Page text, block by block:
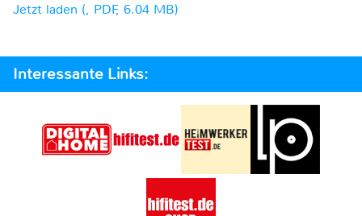
Jetzt laden (, PDF, 6.04 MB)
Interessante Links: